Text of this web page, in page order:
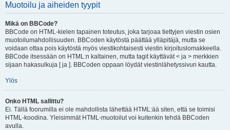
Muotoilu ja aiheiden tyypit
Mikä on BBCode?
BBCode on HTML-kielen tapainen toteutus, joka tarjoaa tiettyjen viestin osien
muotoilumahdollisuuden. BBCoden käytöstä päättää ylläpitäjä, mutta se
voidaan ottaa pois käytöstä myös viestikohtaisesti viestin kirjoituslomakkeella.
BBCode itsessään on HTML:n kaltainen, mutta tagit käyttävät < ja > merkkien
sijaan hakasulkuja [ ja ]. BBCoden oppaan löydät viestinlähetyssivun kautta.
Ylös
Onko HTML sallittu?
Ei. Tällä foorumilla ei ole mahdollista lähettää HTML:ää siten, että se toimisi
HTML-koodina. Yleisimmät HTML-muotoilut voi kuitenkin tehdä BBCoden
avulla.